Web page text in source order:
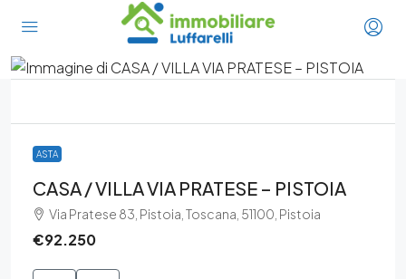
ASTA
CASA / VILLA VIA PRATESE – PISTOIA
Via Pratese 83, Pistoia, Toscana, 51100, Pistoia
€92.250